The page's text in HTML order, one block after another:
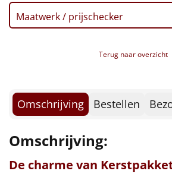
Wake up light
NIEUW
Slowcooker POPULAIR
Noodradio NIEUW
Deken (fleece plaid)
Maatwerk / prijschecker
Terug naar overzicht
Omschrijving Bestellen
Omschrijving:
De charme van